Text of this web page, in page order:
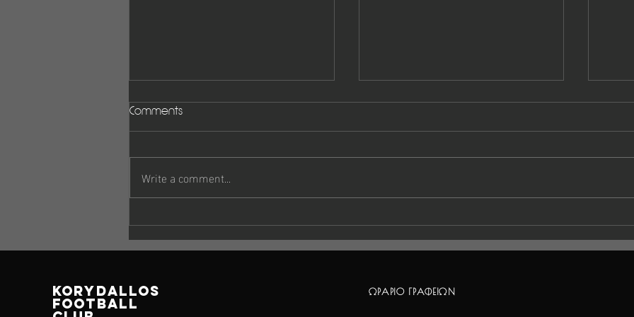
Οκτωβρίου
Μαΐου-1 Ιουνίου
Comments
Write a comment...
korydallos
football
ΩΡΑΡΙΟ ΓΡΑΦΕΙΩΝ